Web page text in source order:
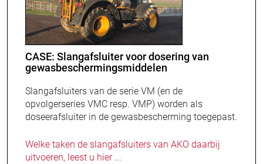
CASE: Slangafsluiter voor dosering van
gewasbeschermingsmiddelen
Slangafsluiters van de serie VM (en de
opvolgerseries VMC resp. VMP) worden als
doseerafsluiter in de gewasbescherming toegepast.
Welke taken de slangafsluiters van AKO daarbij
uitvoeren, leest u hier ...